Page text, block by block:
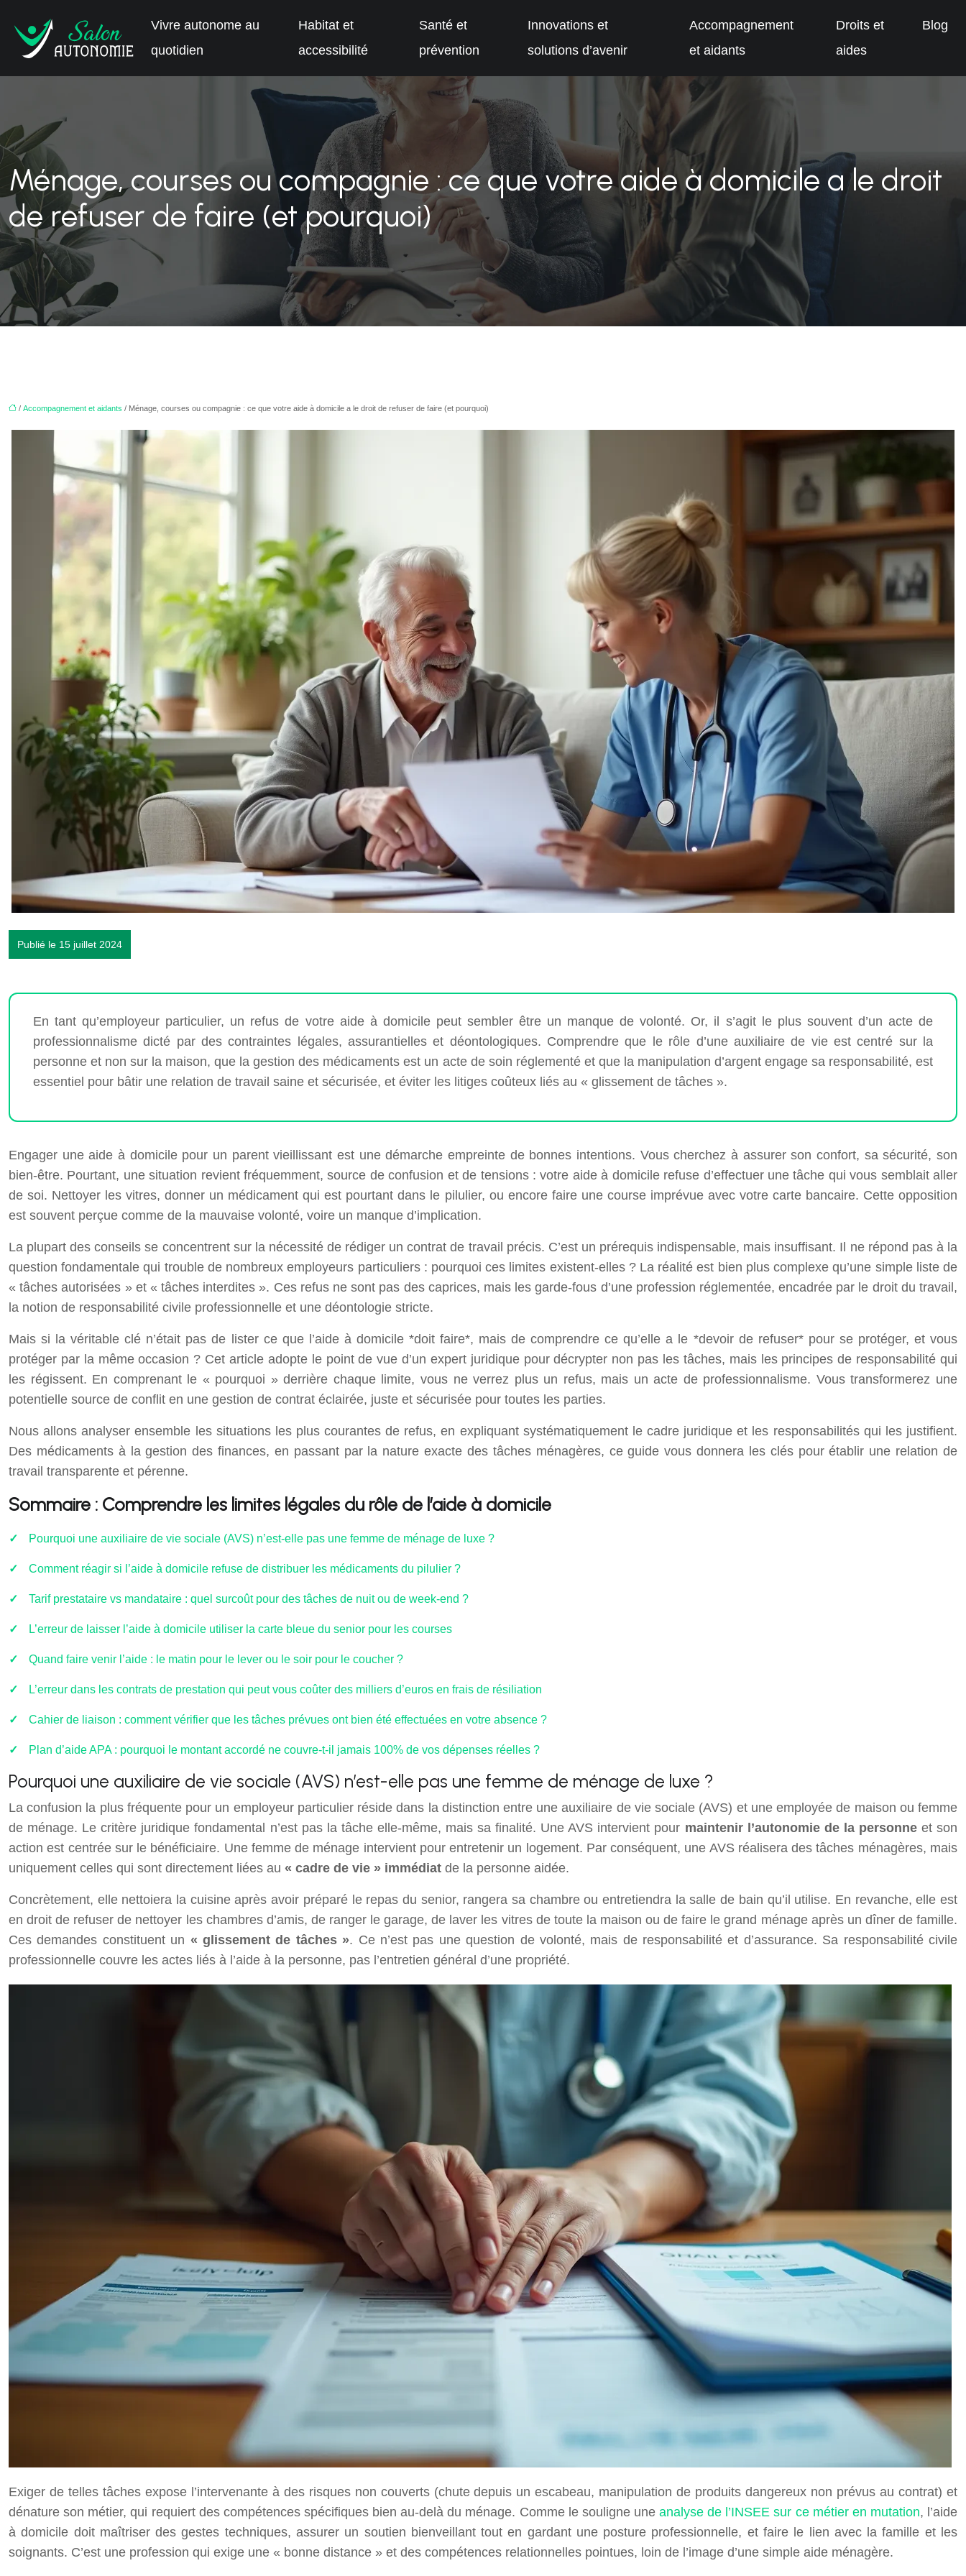
Vivre autonome au
quotidien
Habitat et
accessibilité
Santé et
prévention
Innovations et
solutions d’avenir
Accompagnement
et aidants
Droits et
aides
Blog
Ménage, courses ou compagnie : ce que votre aide à domicile a le droit
de refuser de faire (et pourquoi)
/ Accompagnement et aidants / Ménage, courses ou compagnie : ce que votre aide à domicile a le droit de refuser de faire (et pourquoi)
Publié le 15 juillet 2024
En tant qu’employeur particulier, un refus de votre aide à domicile peut sembler être un manque de volonté. Or, il s’agit le plus souvent d’un acte de
professionnalisme dicté par des contraintes légales, assurantielles et déontologiques. Comprendre que le rôle d’une auxiliaire de vie est centré sur la
personne et non sur la maison, que la gestion des médicaments est un acte de soin réglementé et que la manipulation d’argent engage sa responsabilité, est
essentiel pour bâtir une relation de travail saine et sécurisée, et éviter les litiges coûteux liés au « glissement de tâches ».
Engager une aide à domicile pour un parent vieillissant est une démarche empreinte de bonnes intentions. Vous cherchez à assurer son confort, sa sécurité, son
bien-être. Pourtant, une situation revient fréquemment, source de confusion et de tensions : votre aide à domicile refuse d’effectuer une tâche qui vous semblait aller
de soi. Nettoyer les vitres, donner un médicament qui est pourtant dans le pilulier, ou encore faire une course imprévue avec votre carte bancaire. Cette opposition
est souvent perçue comme de la mauvaise volonté, voire un manque d’implication.
La plupart des conseils se concentrent sur la nécessité de rédiger un contrat de travail précis. C’est un prérequis indispensable, mais insuffisant. Il ne répond pas à la
question fondamentale qui trouble de nombreux employeurs particuliers : pourquoi ces limites existent-elles ? La réalité est bien plus complexe qu’une simple liste de
« tâches autorisées » et « tâches interdites ». Ces refus ne sont pas des caprices, mais les garde-fous d’une profession réglementée, encadrée par le droit du travail,
la notion de responsabilité civile professionnelle et une déontologie stricte.
Mais si la véritable clé n’était pas de lister ce que l’aide à domicile *doit faire*, mais de comprendre ce qu’elle a le *devoir de refuser* pour se protéger, et vous
protéger par la même occasion ? Cet article adopte le point de vue d’un expert juridique pour décrypter non pas les tâches, mais les principes de responsabilité qui
les régissent. En comprenant le « pourquoi » derrière chaque limite, vous ne verrez plus un refus, mais un acte de professionnalisme. Vous transformerez une
potentielle source de conflit en une gestion de contrat éclairée, juste et sécurisée pour toutes les parties.
Nous allons analyser ensemble les situations les plus courantes de refus, en expliquant systématiquement le cadre juridique et les responsabilités qui les justifient.
Des médicaments à la gestion des finances, en passant par la nature exacte des tâches ménagères, ce guide vous donnera les clés pour établir une relation de
travail transparente et pérenne.
Sommaire : Comprendre les limites légales du rôle de l’aide à domicile
Pourquoi une auxiliaire de vie sociale (AVS) n’est-elle pas une femme de ménage de luxe ?
Comment réagir si l’aide à domicile refuse de distribuer les médicaments du pilulier ?
Tarif prestataire vs mandataire : quel surcoût pour des tâches de nuit ou de week-end ?
L’erreur de laisser l’aide à domicile utiliser la carte bleue du senior pour les courses
Quand faire venir l’aide : le matin pour le lever ou le soir pour le coucher ?
L’erreur dans les contrats de prestation qui peut vous coûter des milliers d’euros en frais de résiliation
Cahier de liaison : comment vérifier que les tâches prévues ont bien été effectuées en votre absence ?
Plan d’aide APA : pourquoi le montant accordé ne couvre-t-il jamais 100% de vos dépenses réelles ?
Pourquoi une auxiliaire de vie sociale (AVS) n’est-elle pas une femme de ménage de luxe ?
La confusion la plus fréquente pour un employeur particulier réside dans la distinction entre une auxiliaire de vie sociale (AVS) et une employée de maison ou femme
de ménage. Le critère juridique fondamental n’est pas la tâche elle-même, mais sa finalité. Une AVS intervient pour maintenir l’autonomie de la personneet son
action est centrée sur le bénéficiaire. Une femme de ménage intervient pour entretenir un logement. Par conséquent, une AVS réalisera des tâches ménagères, mais
uniquement celles qui sont directement liées au « cadre de vie » immédiat de la personne aidée.
Concrètement, elle nettoiera la cuisine après avoir préparé le repas du senior, rangera sa chambre ou entretiendra la salle de bain qu’il utilise. En revanche, elle est
en droit de refuser de nettoyer les chambres d’amis, de ranger le garage, de laver les vitres de toute la maison ou de faire le grand ménage après un dîner de famille.
Ces demandes constituent un « glissement de tâches ». Ce n’est pas une question de volonté, mais de responsabilité et d’assurance. Sa responsabilité civile
professionnelle couvre les actes liés à l’aide à la personne, pas l’entretien général d’une propriété.
Exiger de telles tâches expose l’intervenante à des risques non couverts (chute depuis un escabeau, manipulation de produits dangereux non prévus au contrat) et
dénature son métier, qui requiert des compétences spécifiques bien au-delà du ménage. Comme le souligne une analyse de l’INSEE sur ce métier en mutation, l’aide
à domicile doit maîtriser des gestes techniques, assurer un soutien bienveillant tout en gardant une posture professionnelle, et faire le lien avec la famille et les
soignants. C’est une profession qui exige une « bonne distance » et des compétences relationnelles pointues, loin de l’image d’une simple aide ménagère.